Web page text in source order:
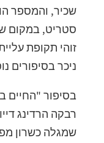
שכיר, והמספר
סטריט, במקום
זוהי תקופת
ניכר בסיפורים
רבקה הרדינג
שמגלה כשרון